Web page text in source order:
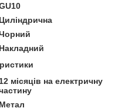
Циліндрична
Накладний
12 місяців на електричну
Метал